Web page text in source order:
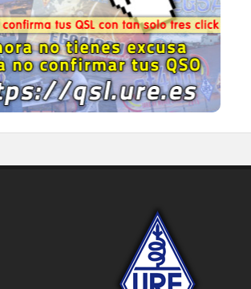
Nunca fue tan fácil y cómodo
el confirmar tus contactos.
IR A QDURE